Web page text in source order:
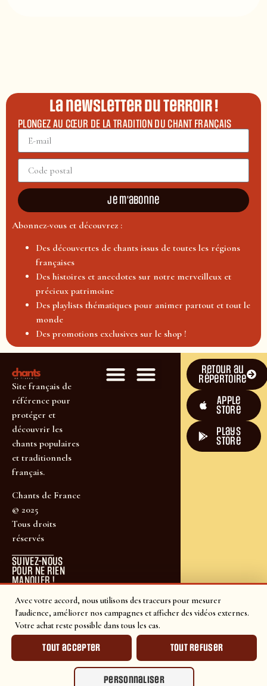
Avec votre accord, nous utilisons des traceurs pour mesurer
l'audience, améliorer nos campagnes et afficher des vidéos externes.
Votre achat reste possible dans tous les cas.
Tout accepter Tout refuser
Personnaliser
La newsletter du terroir !
PLONGEZ AU CŒUR DE LA TRADITION DU CHANT FRANÇAIS
Je m'abonne
Abonnez-vous et découvrez :
Des découvertes de chants issus de toutes les régions
françaises
Des histoires et anecdotes sur notre merveilleux et
précieux patrimoine
Des playlists thématiques pour animer partout et tout le
monde
Des promotions exclusives sur le shop !
Site français de
référence pour
protéger et
découvrir les
chants populaires
et traditionnels
français.
Chants de France
© 2025
Tous droits
réservés
SUIVEZ-NOUS
POUR NE RIEN
MANQUER !
Retour au
répertoire
Apple
Store
plays
store